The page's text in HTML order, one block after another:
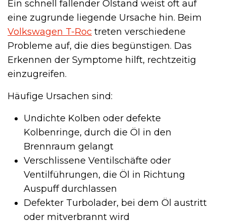
Ein schnell fallender Ölstand weist oft auf
eine zugrunde liegende Ursache hin. Beim
Volkswagen T-Roc treten verschiedene
Probleme auf, die dies begünstigen. Das
Erkennen der Symptome hilft, rechtzeitig
einzugreifen.
Häufige Ursachen sind:
Undichte Kolben oder defekte
Kolbenringe, durch die Öl in den
Brennraum gelangt
Verschlissene Ventilschäfte oder
Ventilführungen, die Öl in Richtung
Auspuff durchlassen
Defekter Turbolader, bei dem Öl austritt
oder mitverbrannt wird